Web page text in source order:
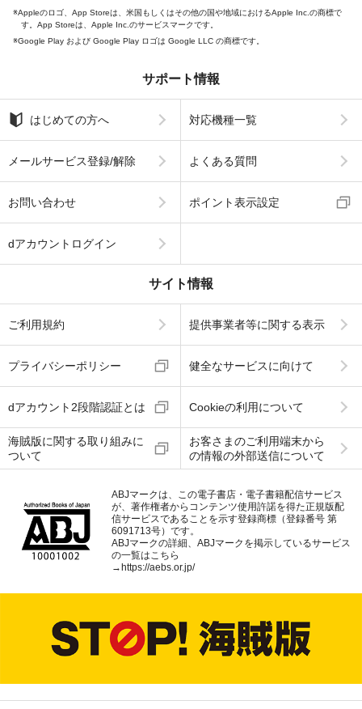
Appleのロゴ、App Storeは、米国もしくはその他の国や地域におけるApple Inc.の商標で
す。App Storeは、Apple Inc.のサービスマークです。
Google Play および Google Play ロゴは Google LLC の商標です。
サポート情報
はじめての方へ 対応機種一覧
メールサービス登録/解除 よくある質問
お問い合わせ ポイント表示設定
dアカウントログイン
サイト情報
ご利用規約 提供事業者等に関する表示
プライバシーポリシー 健全なサービスに向けて
dアカウント2段階認証とは Cookieの利用について
海賊版に関する取り組みに
ついて
お客さまのご利用端末から
の情報の外部送信について
ABJマークは、この電子書店・電子書籍配信サービス
が、著作権者からコンテンツ使用許諾を得た正規版配
信サービスであることを示す登録商標（登録番号 第
6091713号）です。
ABJマークの詳細、ABJマークを掲示しているサービス
の一覧はこちら
→https://aebs.or.jp/